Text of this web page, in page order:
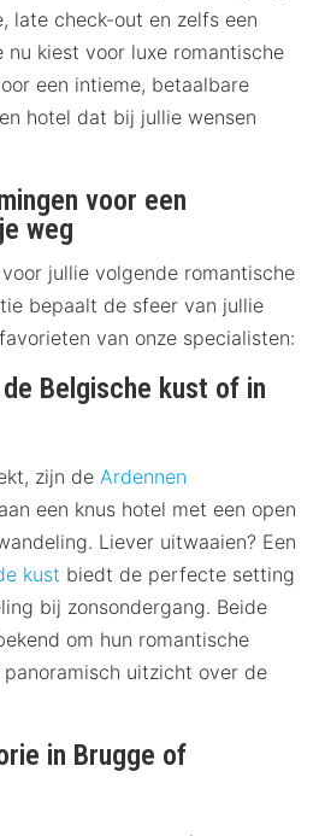
late check-out en zelfs een
nu kiest voor luxe romantische
een intieme, betaalbare
hotel dat bij jullie wensen
voor een
weg
jullie volgende romantische
bepaalt de sfeer van jullie
van onze specialisten:
Belgische kust of in
zijn de Ardennen
een knus hotel met een open
Liever uitwaaien? Een
kust biedt de perfecte setting
bij zonsondergang. Beide
om hun romantische
uitzicht over de
in Brugge of